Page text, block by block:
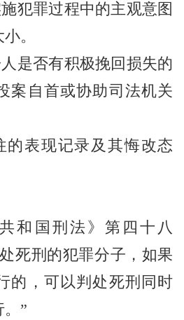
犯罪过程中的主观意图
。
是否有积极挽回损失的
案自首或协助司法机关
的表现记录及其悔改态
和国刑法》第四十八
死刑的犯罪分子，如果
的，可以判处死刑同时
”